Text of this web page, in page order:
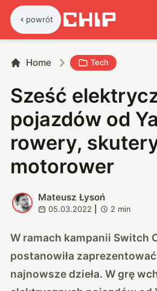
powrót
Home Tech
Sześć
pojazdów od
rowery,
motorower
M
Mateusz Łysoń
05.03.2022 2 min
W ramach kampanii Switch
postanowiła
najnowsze dzieła. W grę